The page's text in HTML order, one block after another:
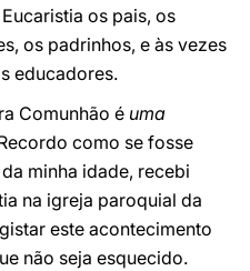
os pais, os
os padrinhos, e às vezes
educadores.
Comunhão é uma
como se fosse
minha idade, recebi
na igreja paroquial da
este acontecimento
não seja esquecido.